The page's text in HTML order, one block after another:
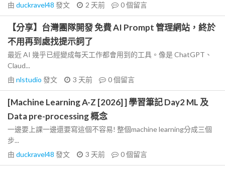
由 duckravel48 發文 2 天前 0個留言
【分享】台灣團隊開發 免費 AI Prompt 管理網站，終於
不用再到處找提示詞了
最近 AI 幾乎已經變成每天工作都會用到的工具。像是 ChatGPT、
Claud...
由 nlstudio 發文 3 天前 0個留言
[Machine Learning A-Z [2026] ] 學習筆記 Day2 ML 及
Data pre-processing 概念
一邊要上課一邊還要寫這個不容易! 整個machine learning分成三個
步...
由 duckravel48 發文 3 天前 0個留言